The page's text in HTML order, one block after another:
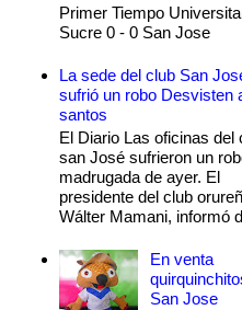
Primer Tiempo
Sucre 0 - 0 San Jose
La sede del club San
sufrió un robo Desvisten
santos
El Diario Las oficinas del
san José sufrieron un
madrugada de ayer. El
presidente del club
Wálter Mamani, informó
En venta
San Jose